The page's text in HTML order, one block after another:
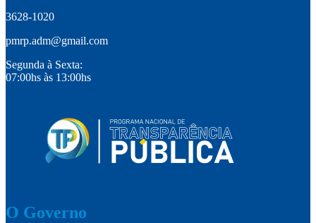
3628-1020
pmrp.adm@gmail.com
Segunda à Sexta:
07:00hs às 13:00hs
O Governo